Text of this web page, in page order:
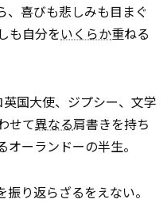
、喜びも悲しみも目まぐ
も自分をいくらか重ねる
国大使、ジプシー、文学
せて異なる肩書きを持ち
ーランドーの半生。
り返らざるをえない。